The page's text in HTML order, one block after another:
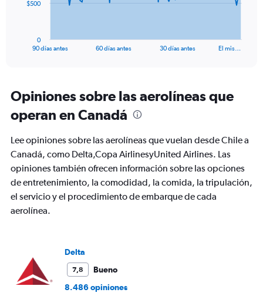
The
Range:
91
categories.
The
chart
1
Y
axis
displaying
Range:
90 días antes 60 días antes 30 días antes El mis…
0
$500
Opiniones sobre las aerolíneas que
operan en Canadá
Lee opiniones sobre las aerolíneas que vuelan desde Chile a
Canadá, como Delta,Copa AirlinesyUnited Airlines. Las
opiniones también ofrecen información sobre las opciones
de entretenimiento, la comodidad, la comida, la tripulación,
el servicio y el procedimiento de embarque de cada
aerolínea.
Delta
7,8
Bueno
8.486 opiniones